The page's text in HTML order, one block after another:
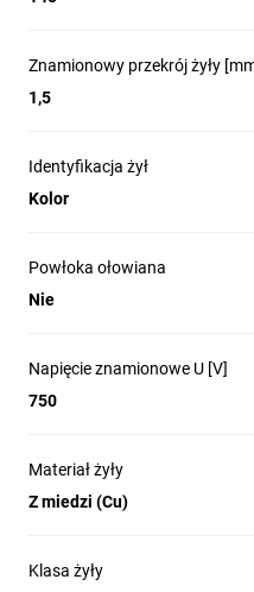
Znamionowy przekrój żyły
1,5
Identyfikacja żył
Kolor
Powłoka ołowiana
Nie
Napięcie znamionowe U [V]
750
Materiał żyły
Z miedzi (Cu)
Klasa żyły